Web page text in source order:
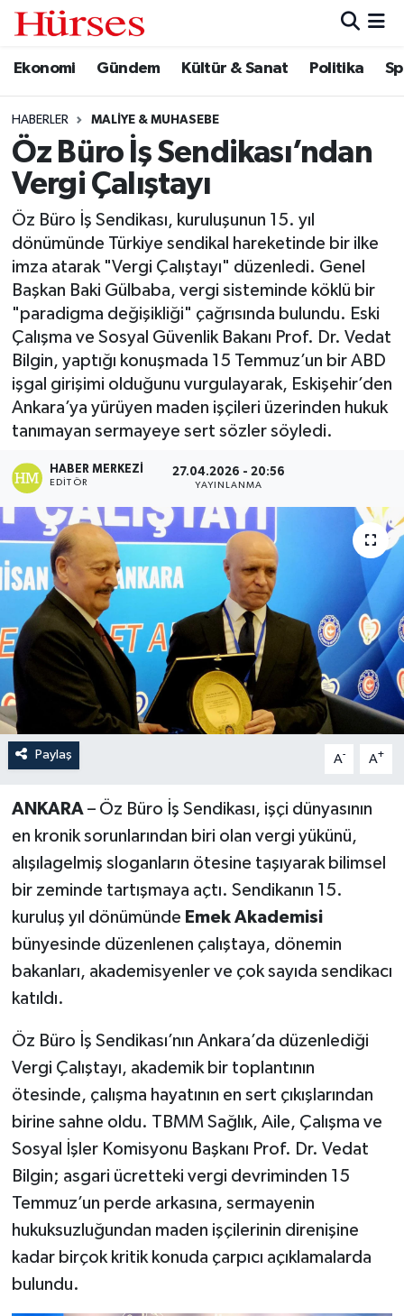
Ekonomi Gündem Kültür & Sanat Politika
HABERLER MALIYE & MUHASEBE
Öz Büro İş Sendikası’ndan
Vergi Çalıştayı
Öz Büro İş Sendikası, kuruluşunun 15. yıl
dönümünde Türkiye sendikal hareketinde bir ilke
imza atarak "Vergi Çalıştayı" düzenledi. Genel
Başkan Baki Gülbaba, vergi sisteminde köklü bir
"paradigma değişikliği" çağrısında bulundu. Eski
Çalışma ve Sosyal Güvenlik Bakanı Prof. Dr. Vedat
Bilgin, yaptığı konuşmada 15 Temmuz’un bir ABD
işgal girişimi olduğunu vurgulayarak, Eskişehir’den
Ankara’ya yürüyen maden işçileri üzerinden hukuk
tanımayan sermayeye sert sözler söyledi.
HABER MERKEZI
EDITÖR
27.04.2026 - 20:56
YAYINLANMA
Paylaş A- A+
ANKARA– Öz Büro İş Sendikası, işçi dünyasının
en kronik sorunlarından biri olan vergi yükünü,
alışılagelmiş sloganların ötesine taşıyarak bilimsel
bir zeminde tartışmaya açtı. Sendikanın 15.
kuruluş yıl dönümünde Emek Akademisi
bünyesinde düzenlenen çalıştaya, dönemin
bakanları, akademisyenler ve çok sayıda sendikacı
katıldı.
Öz Büro İş Sendikası’nın Ankara’da düzenlediği
Vergi Çalıştayı, akademik bir toplantının
ötesinde, çalışma hayatının en sert çıkışlarından
birine sahne oldu. TBMM Sağlık, Aile, Çalışma ve
Sosyal İşler Komisyonu Başkanı Prof. Dr. Vedat
Bilgin; asgari ücretteki vergi devriminden 15
Temmuz’un perde arkasına, sermayenin
hukuksuzluğundan maden işçilerinin direnişine
kadar birçok kritik konuda çarpıcı açıklamalarda
bulundu.
Ekonomi
Gündem
Kültür & Sanat
Politika
Spor
Turizm
Hava Durumu
Trafik Durumu
Süper Lig Puan Durumu ve Fikstür
Tüm Manşetler
Son Dakika Haberleri
Haber Arşivi